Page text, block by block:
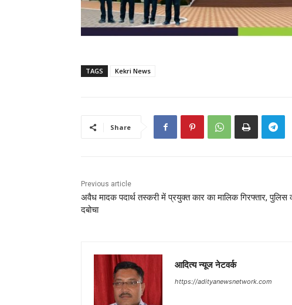
TAGS Kekri News
Share
Previous article
अवैध मादक पदार्थ तस्करी में प्रयुक्त कार का मालिक गिरफ्तार, पुलिस
दबोचा
आदित्य न्यूज नेटवर्क
https://adityanewsnetwork.com